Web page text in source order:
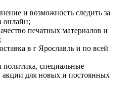
и возможность следить за
онлайн;
печатных материалов и
в г Ярославль и по всей
политика, специальные
акции для новых и постоянных